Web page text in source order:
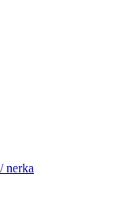
nerka